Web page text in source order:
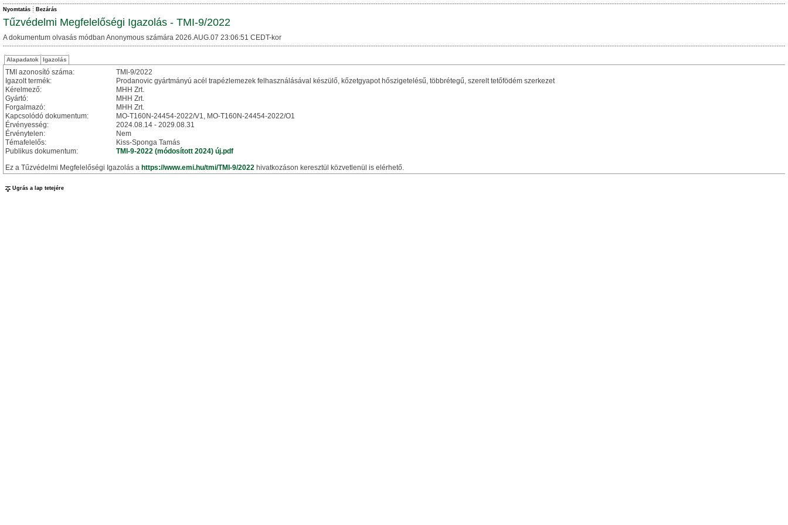
Nyomtatás Bezárás
Tűzvédelmi Megfelelőségi Igazolás - TMI-9/2022
A dokumentum olvasás módban Anonymous számára 2026.AUG.07 23:06:51 CEDT-kor
Alapadatok Igazolás
TMI azonosító száma:
TMI-9/2022
Igazolt termék:
Prodanovic gyártmányú acél trapézlemezek felhasználásával készülő, kőzetgyapot hőszigetelésű, többrétegű, szerelt tetőfödém szerkezet
Kérelmező:
MHH Zrt.
Gyártó:
MHH Zrt.
Forgalmazó:
MHH Zrt.
Kapcsolódó dokumentum:
MO-T160N-24454-2022/V1, MO-T160N-24454-2022/O1
Érvényesség:
2024.08.14 - 2029.08.31
Érvénytelen:
Nem
Témafelelős:
Kiss-Sponga Tamás
Publikus dokumentum:
TMI-9-2022 (módosított 2024) új.pdf
Ez a Tűzvédelmi Megfelelőségi Igazolás a https://www.emi.hu/tmi/TMI-9/2022 hivatkozáson keresztül közvetlenül is elérhető.
Ugrás a lap tetejére